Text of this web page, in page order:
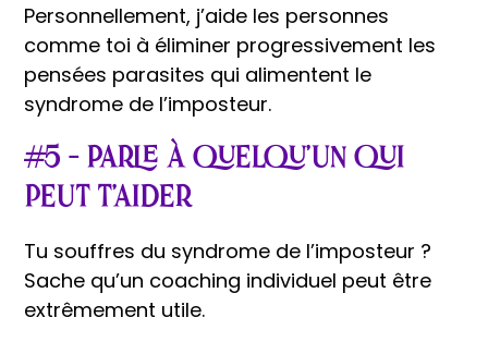
Personnellement, j’aide les personnes
comme toi à éliminer progressivement les
pensées parasites qui alimentent le
syndrome de l’imposteur.
#5 – Parle à quelqu’un qui
peut t’aider
Tu souffres du syndrome de l’imposteur ?
Sache qu’un coaching individuel peut être
extrêmement utile.